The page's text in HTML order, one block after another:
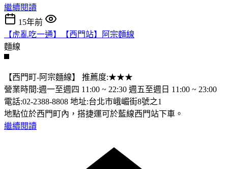
繼續閱讀
15年前
【虎亂吃一通】【西門站】阿宗麵線
麵線
【西門町-阿宗麵線】 推薦度:★★★
營業時間:週一至週四 11:00 ~ 22:30 週五至週日 11:00 ~ 23:00
電話:02-2388-8808 地址:台北市峨嵋街8號之1
地點位於西門町內，搭捷運可於藍線西門站下車。
繼續閱讀